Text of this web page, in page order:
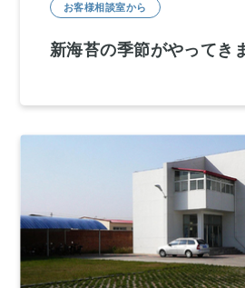
お客様相談室から
新海苔の季節がやってき